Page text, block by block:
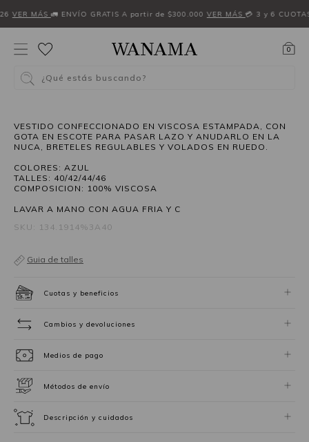
VER MÁS 🚛 ENVÍO GRATIS A partir de $300.000 VER MÁS 💳 3 y 6
0
¿Qué estás buscando?
VESTIDO CONFECCIONADO EN VISCOSA ESTAMPADA, CON
GOTA EN ESCOTE PARA PASAR LAZO Y ANUDARLO EN LA
NUCA, BRETELES REGULABLES Y VOLADOS EN RUEDO.
COLORES: AZUL
TALLES: 40/42/44/46
COMPOSICION: 100% VISCOSA
LAVAR A MANO CON AGUA FRIA Y C
SKU: 134.1914%3A40
Guia de talles
Cuotas y beneficios
Cambios y devoluciones
Medios de pago
Métodos de envío
Descripción y cuidados